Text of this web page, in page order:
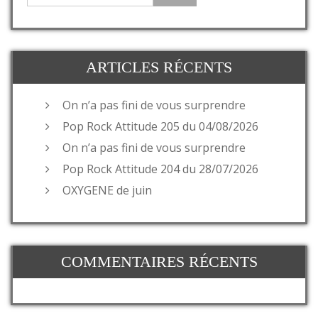
ARTICLES RÉCENTS
On n’a pas fini de vous surprendre
Pop Rock Attitude 205 du 04/08/2026
On n’a pas fini de vous surprendre
Pop Rock Attitude 204 du 28/07/2026
OXYGENE de juin
COMMENTAIRES RÉCENTS